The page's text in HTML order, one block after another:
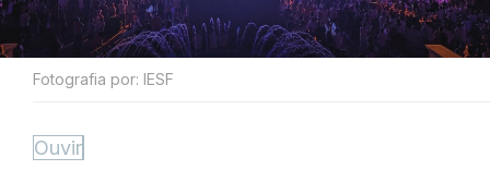
Fotografia por: IESF
Ouvir